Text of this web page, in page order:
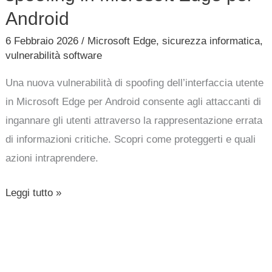
Android
6 Febbraio 2026/ Microsoft Edge,sicurezza informatica,
vulnerabilità software
Una nuova vulnerabilità di spoofing dell’interfaccia utente
in Microsoft Edge per Android consente agli attaccanti di
ingannare gli utenti attraverso la rappresentazione errata
di informazioni critiche. Scopri come proteggerti e quali
azioni intraprendere.
Leggi tutto »